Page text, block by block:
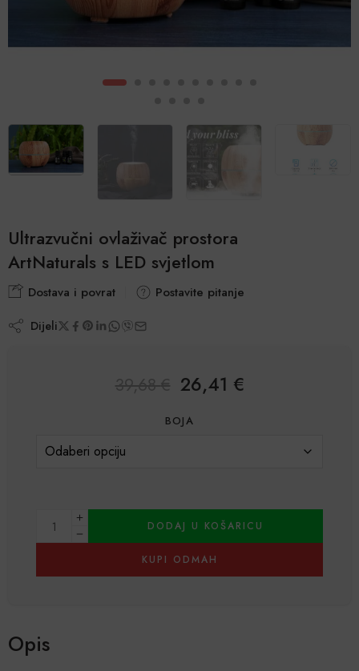
Ultrazvučni ovlaživač prostora
ArtNaturals s LED svjetlom
Dostava i povrat Postavite pitanje
Dijeli
39,68€ 26,41 €
BOJA
DODAJ U KOŠARICU
KUPI ODMAH
Opis